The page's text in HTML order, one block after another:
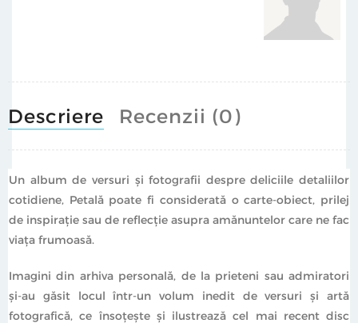
Descriere Recenzii (0)
Un album de versuri şi fotografii despre deliciile detaliilor
cotidiene, Petală poate fi considerată o carte-obiect, prilej
de inspiraţie sau de reflecţie asupra amănuntelor care ne fac
viaţa frumoasă.
Imagini din arhiva personală, de la prieteni sau admiratori
şi-au găsit locul într-un volum inedit de versuri şi artă
fotografică, ce însoţeşte şi ilustrează cel mai recent disc